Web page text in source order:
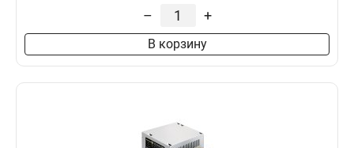
– +
В корзину